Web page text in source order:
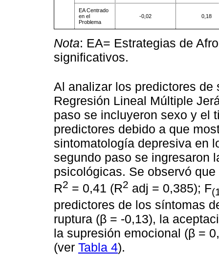
EA Centrado
en el
Problema
-0,02 0,18
Nota: EA= Estrategias de
significativos.
Al analizar los predictores
Regresión Lineal Múltiple
paso se incluyeron sexo y el
predictores debido a que
sintomatología depresiva en
segundo paso se ingresaron
psicológicas. Se observó
R2 = 0,41 (R2 adj = 0,385); F
predictores de los síntomas
ruptura (β = -0,13), la
la supresión emocional (β =
(ver Tabla 4).